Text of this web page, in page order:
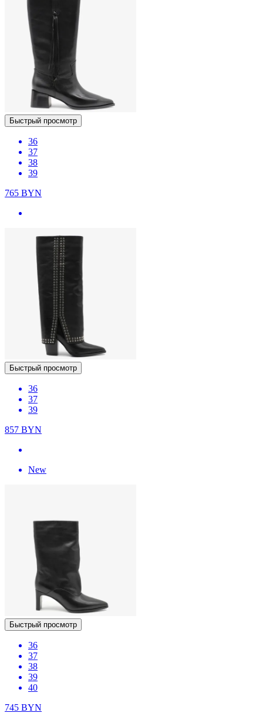
Быстрый просмотр
36
37
38
39
765 BYN
Быстрый просмотр
36
37
39
857 BYN
New
Быстрый просмотр
36
37
38
39
40
745 BYN